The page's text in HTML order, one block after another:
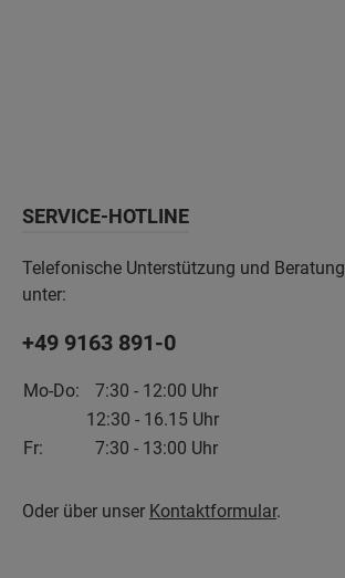
SERVICE-HOTLINE
Telefonische Unterstützung und Beratung
unter:
+49 9163 891-0
Mo-Do:
7:30 - 12:00 Uhr
12:30 - 16.15 Uhr
Fr:
7:30 - 13:00 Uhr
Oder über unser Kontaktformular.